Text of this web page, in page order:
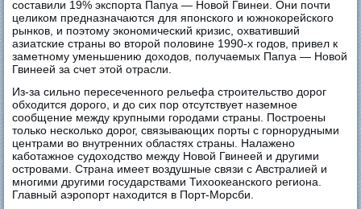
составили 19% экспорта Папуа — Новой Гвинеи. Они почти
целиком предназначаются для японского и южнокорейского
рынков, и поэтому экономический кризис, охвативший
азиатские страны во второй половине 1990-х годов, привел к
заметному уменьшению доходов, получаемых Папуа — Новой
Гвинеей за счет этой отрасли.
Из-за сильно пересеченного рельефа строительство дорог
обходится дорого, и до сих пор отсутствует наземное
сообщение между крупными городами страны. Построены
только несколько дорог, связывающих порты с горнорудными
центрами во внутренних областях страны. Налажено
каботажное судоходство между Новой Гвинеей и другими
островами. Страна имеет воздушные связи с Австралией и
многими другими государствами Тихоокеанского региона.
Главный аэропорт находится в Порт-Морсби.